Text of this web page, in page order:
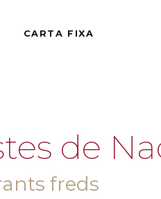
CARTA FIXA
de
freds